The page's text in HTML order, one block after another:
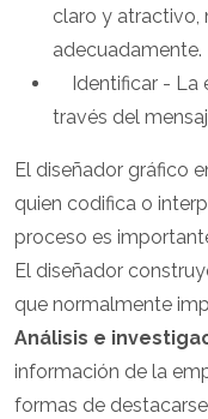
claro y atractivo,
adecuadamente.
Identificar - La
través del
El diseñador gráfico
quien codifica o
proceso es
El diseñador
que normalmente
Análisis e
información de la
formas de